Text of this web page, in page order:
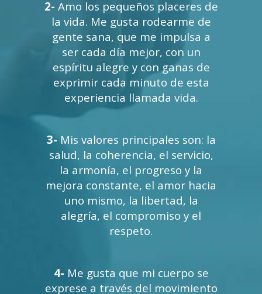
2- Amo los pequeños placeres de
la vida. Me gusta rodearme de
gente sana, que me impulsa a
ser cada día mejor, con un
espíritu alegre y con ganas de
exprimir cada minuto de esta
experiencia llamada vida.
3- Mis valores principales son: la
salud, la coherencia, el servicio,
la armonía, el progreso y la
mejora constante, el amor hacia
uno mismo, la libertad, la
alegría, el compromiso y el
respeto.
4- Me gusta que mi cuerpo se
exprese a través del movimiento